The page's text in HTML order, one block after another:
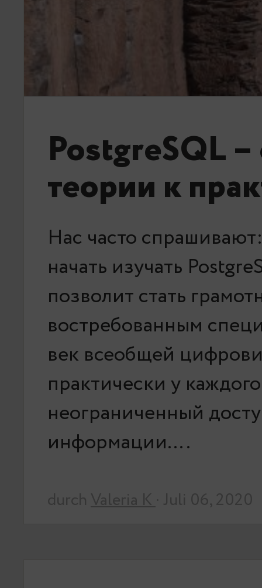
PostgreSQL –
теории к
Нас часто
начать изучать
позволит стать
востребованным
век всеобщей
практически у
неограниченный
информации….